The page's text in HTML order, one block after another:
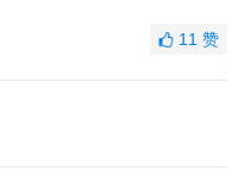
11赞